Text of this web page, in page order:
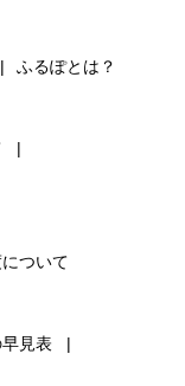
ふるぽとは？
ついて
見表